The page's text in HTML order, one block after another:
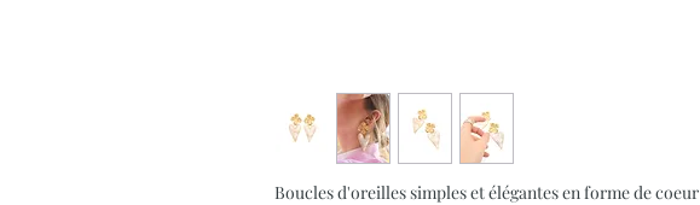
Boucles d'oreilles simples et élégantes en forme de coeur